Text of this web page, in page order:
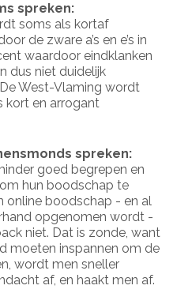
spreken:
soms als kortaf
de zware a’s en e’s in
waardoor eindklanken
dus niet duidelijk
West-Vlaming wordt
kort en arrogant
spreken:
goed begrepen en
hun boodschap te
online boodschap - en al
opgenomen wordt -
niet. Dat is zonde, want
moeten inspannen om de
wordt men sneller
af, en haakt men af.